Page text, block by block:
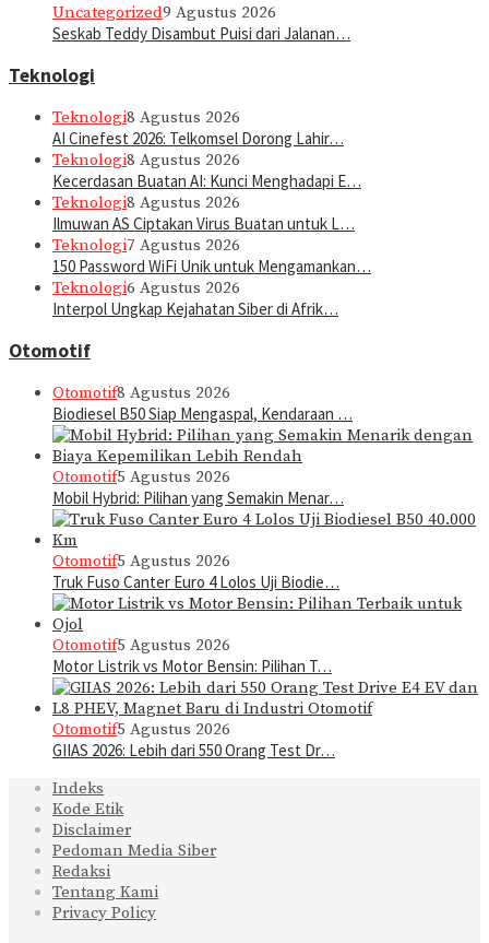
Uncategorized9 Agustus 2026
Seskab Teddy Disambut Puisi dari Jalanan…
Teknologi
Teknologi8 Agustus 2026
AI Cinefest 2026: Telkomsel Dorong Lahir…
Teknologi8 Agustus 2026
Kecerdasan Buatan AI: Kunci Menghadapi E…
Teknologi8 Agustus 2026
Ilmuwan AS Ciptakan Virus Buatan untuk L…
Teknologi7 Agustus 2026
150 Password WiFi Unik untuk Mengamankan…
Teknologi6 Agustus 2026
Interpol Ungkap Kejahatan Siber di Afrik…
Otomotif
Otomotif8 Agustus 2026
Biodiesel B50 Siap Mengaspal, Kendaraan …
Otomotif5 Agustus 2026
Mobil Hybrid: Pilihan yang Semakin Menar…
Otomotif5 Agustus 2026
Truk Fuso Canter Euro 4 Lolos Uji Biodie…
Otomotif5 Agustus 2026
Motor Listrik vs Motor Bensin: Pilihan T…
Otomotif5 Agustus 2026
GIIAS 2026: Lebih dari 550 Orang Test Dr…
Indeks
Kode Etik
Disclaimer
Pedoman Media Siber
Redaksi
Tentang Kami
Privacy Policy